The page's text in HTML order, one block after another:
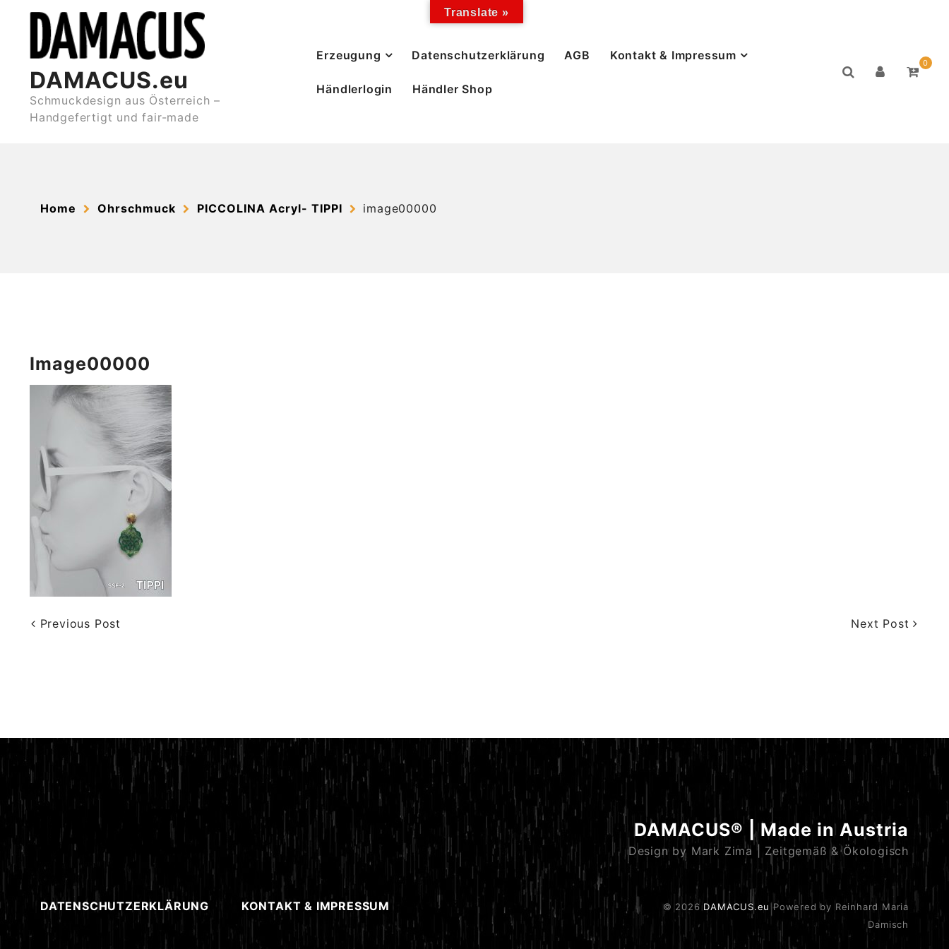
content
DAMACUS.eu
Schmuckdesign aus Österreich –
Handgefertigt und fair-made
Erzeugung Datenschutzerklärung AGB Kontakt & Impressum
Händlerlogin Händler Shop
0
Home Ohrschmuck PICCOLINA Acryl- TIPPI image00000
Image00000
Previous Post Next Post
DAMACUS® | Made in Austria
Design by Mark Zima | Zeitgemäß & Ökologisch
DATENSCHUTZERKLÄRUNG KONTAKT & IMPRESSUM © 2026 DAMACUS.eu Powered by Reinhard Maria
Damisch
Translate »